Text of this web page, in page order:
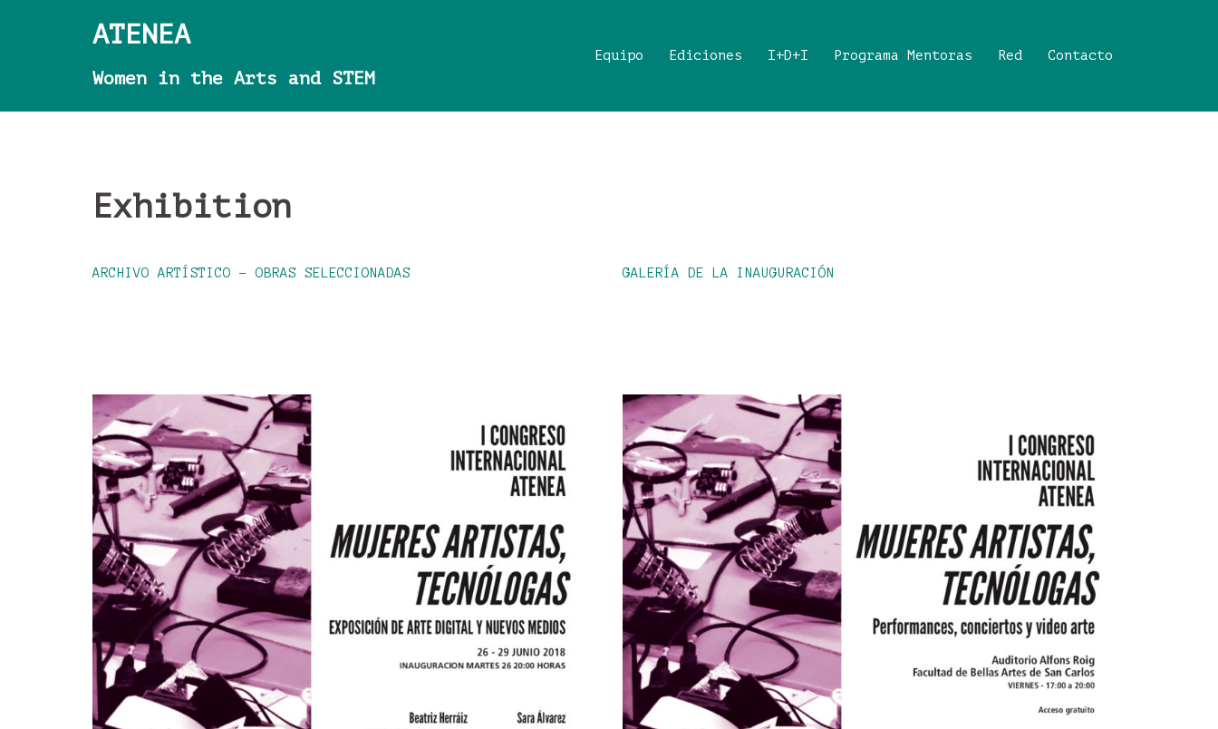
ATENEA
Women in the Arts and STEM
Equipo Ediciones I+D+I Programa Mentoras Red Contacto
Exhibition
ARCHIVO ARTÍSTICO – OBRAS SELECCIONADAS GALERÍA DE LA INAUGURACIÓN